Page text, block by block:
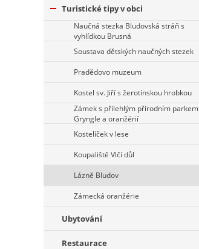
Turistické tipy v obci
Naučná stezka Bludovská stráň s
vyhlídkou Brusná
Soustava dětských naučných stezek
Pradědovo muzeum
Kostel sv. Jiří s žerotínskou hrobkou
Zámek s přilehlým přírodním parkem
Gryngle a oranžérií
Kostelíček v lese
Koupaliště Vlčí důl
Lázně Bludov
Zámecká oranžérie
Ubytování
Restaurace